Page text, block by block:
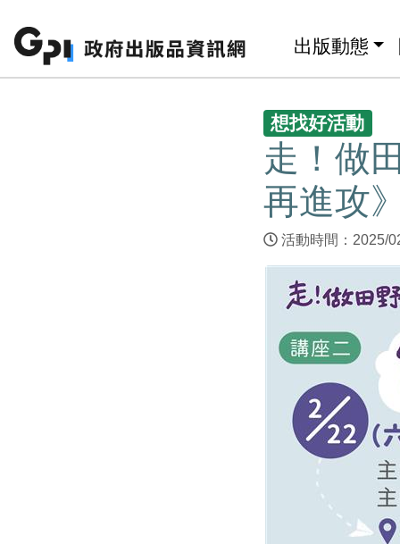
出版動態
想找好活動
走！做
再進攻
活動時間：2025/